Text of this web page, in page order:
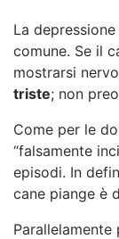
La
comune. Se il
mostrarsi
triste; non
Come per le
“falsamente
episodi. In
cane piange è